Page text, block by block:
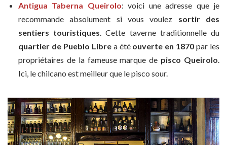
Antigua Taberna Queirolo: voici une adresse que je
recommande absolument si vous voulez sortir des
sentiers touristiques. Cette taverne traditionnelle du
quartier de Pueblo Librea été ouverte en 1870 par les
propriétaires de la fameuse marque de pisco Queirolo.
Ici, le chilcano est meilleur que le pisco sour.